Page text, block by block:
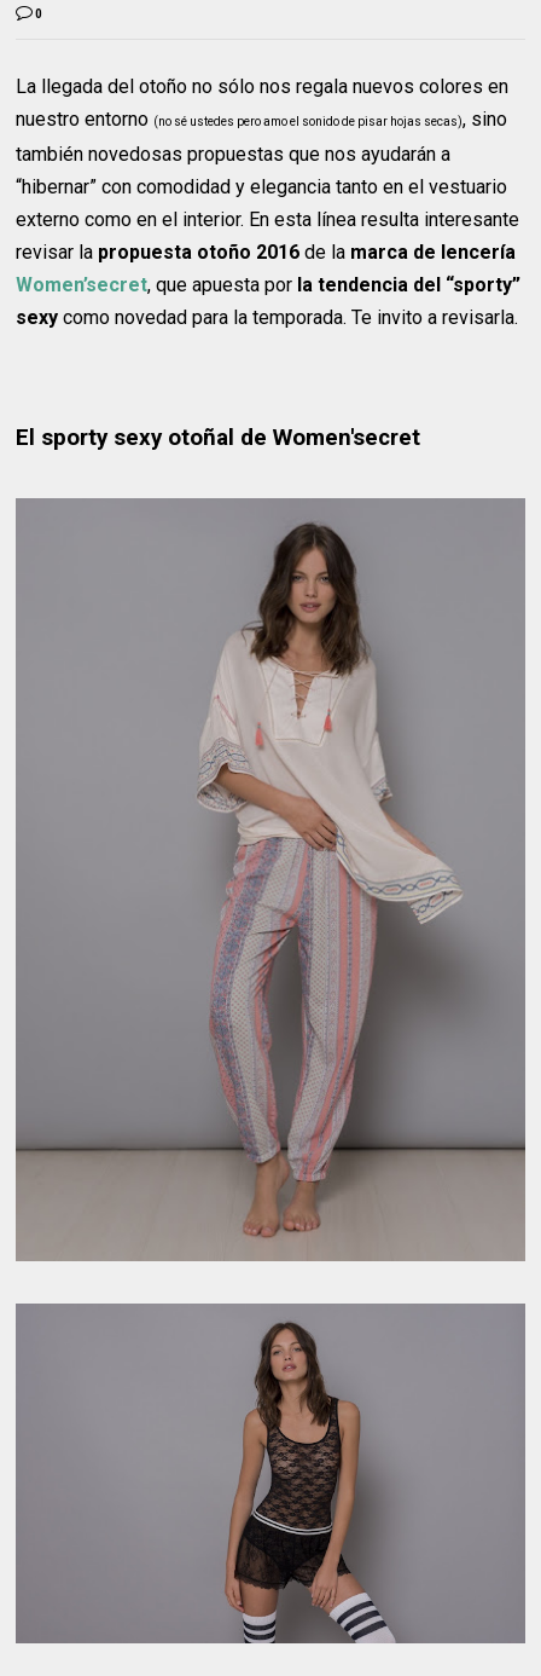
0
La llegada del otoño no sólo nos regala nuevos colores en
nuestro entorno (no sé ustedes pero amo el sonido de pisar hojas secas), sino
también novedosas propuestas que nos ayudarán a
“hibernar” con comodidad y elegancia tanto en el vestuario
externo como en el interior. En esta línea resulta interesante
revisar la propuesta otoño 2016 de la marca de lencería
Women’secret, que apuesta por la tendencia del “sporty”
sexy como novedad para la temporada. Te invito a revisarla.
El sporty sexy otoñal de Women'secret